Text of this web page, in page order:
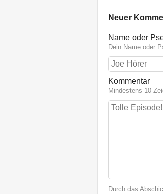
Neuer
Name oder
Dein Name oder
Kommentar
Mindestens 10
Durch das